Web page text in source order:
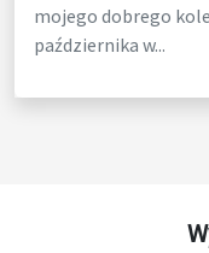
mojego dobrego
października w...